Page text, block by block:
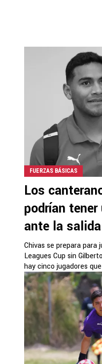
FUERZAS BÁSICAS
Los
podrían
ante la
Chivas se prepara para
Leagues Cup sin
hay cinco jugadores